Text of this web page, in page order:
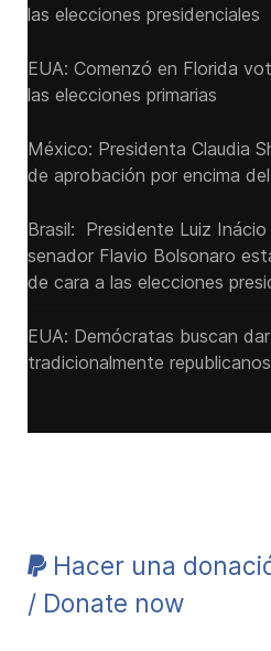
las elecciones presidenciales
EUA: Comenzó en Florida
las elecciones primarias
México: Presidenta Claudia
de aprobación por encima
Brasil: Presidente Luiz Inácio
senador Flavio ‌Bolsonaro
de cara a las ‌elecciones
EUA: Demócratas buscan
tradicionalmente republicanos
Hacer una
/ Donate now